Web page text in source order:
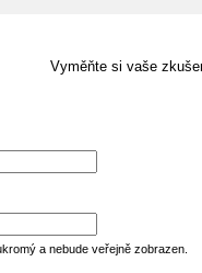
Vyměňte si vaše
a nebude veřejně zobrazen.